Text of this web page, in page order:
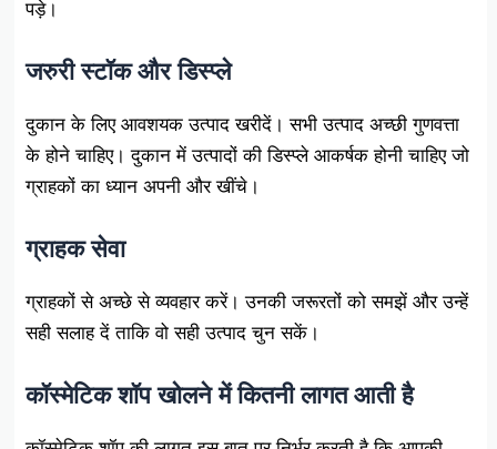
पड़े।
जरुरी स्टॉक और डिस्प्ले
दुकान के लिए आवशयक उत्पाद खरीदें। सभी उत्पाद अच्छी गुणवत्ता
के होने चाहिए। दुकान में उत्पादों की डिस्प्ले आकर्षक होनी चाहिए जो
ग्राहकों का ध्यान अपनी और खींचे।
ग्राहक सेवा
ग्राहकों से अच्छे से व्यवहार करें। उनकी जरूरतों को समझें और उन्हें
सही सलाह दें ताकि वो सही उत्पाद चुन सकें।
कॉस्मेटिक शॉप खोलने में कितनी लागत आती है